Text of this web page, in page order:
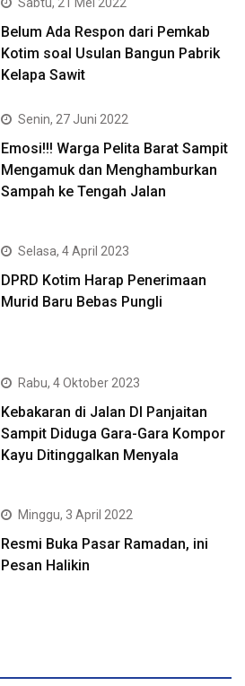
Belum Ada Respon dari Pemkab
Kotim soal Usulan Bangun Pabrik
Kelapa Sawit
Senin, 27 Juni 2022
Emosi!!! Warga Pelita Barat Sampit
Mengamuk dan Menghamburkan
Sampah ke Tengah Jalan
Selasa, 4 April 2023
DPRD Kotim Harap Penerimaan
Murid Baru Bebas Pungli
Rabu, 4 Oktober 2023
Kebakaran di Jalan DI Panjaitan
Sampit Diduga Gara-Gara Kompor
Kayu Ditinggalkan Menyala
Minggu, 3 April 2022
Resmi Buka Pasar Ramadan, ini
Pesan Halikin